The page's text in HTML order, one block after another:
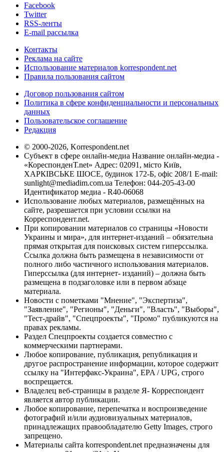
Facebook
Twitter
RSS-ленты
E-mail рассылка
Контакты
Реклама на сайте
Использование материалов korrespondent.net
Правила пользования сайтом
Договор пользования сайтом
Политика в сфере конфиденциальности и персональных
данных
Пользовательское соглашение
Редакция
© 2000-2026, Korrespondent.net
Субъект в сфере онлайн-медиа Название онлайн-медиа -
«КореспонденТ.net» Адрес: 02091, місто Київ,
ХАРКІВСЬКЕ ШОСЕ, будинок 172-Б, офіс 208/1 E-mail:
sunlight@mediadim.com.ua Телефон: 044-205-43-00
Идентификатор медиа - R40-06068
Использование любых материалов, размещённых на
сайте, разрешается при условии ссылки на
Корреспондент.net.
При копировании материалов со страницы «Новости
Украины и мира», для интернет-изданий – обязательна
прямая открытая для поисковых систем гиперссылка.
Ссылка должна быть размещена в независимости от
полного либо частичного использования материалов.
Гиперссылка (для интернет- изданий) – должна быть
размещена в подзаголовке или в первом абзаце
материала.
Новости с пометками "Мнение", "Экспертиза",
"Заявление", "Регионы", "Деньги", "Власть", "Выборы",
"Тест-драйв", "Спецпроекты", "Промо" публикуются на
правах рекламы.
Раздел Спецпроекты создается совместно с
коммерческими партнерами.
Любое копирование, публикация, републикация и
другое распространение информации, которое содержит
ссылку на "Интерфакс-Украина", EPA / UPG, строго
воспрещается.
Владелец веб-страницы в разделе Я- Корреспондент
является автор публикации.
Любое копирование, перепечатка и воспроизведение
фотографий и/или аудиовизуальных материалов,
принадлежащих правообладателю Getty Images, строго
запрещено.
Материалы сайта korrespondent.net предназначены для